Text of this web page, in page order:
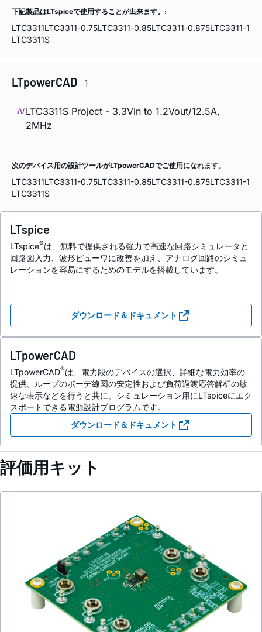
下記製品はLTspiceで使用することが出来ます。:
LTC3311LTC3311-0.75LTC3311-0.85LTC3311-0.875LTC3311-1
LTC3311S
LTpowerCAD 1
LTC3311S Project - 3.3Vin to 1.2Vout/12.5A,
2MHz
次のデバイス用の設計ツールがLTpowerCADでご使用になれます。
LTC3311LTC3311-0.75LTC3311-0.85LTC3311-0.875LTC3311-1
LTC3311S
LTspice
LTspice®は、無料で提供される強力で高速な回路シミュレータと
回路図入力、波形ビューワに改善を加え、アナログ回路のシミュ
レーションを容易にするためのモデルを搭載しています。
ダウンロード＆ドキュメント
LTpowerCAD
LTpowerCAD®は、電力段のデバイスの選択、詳細な電力効率の
提供、ループのボーデ線図の安定性および負荷過渡応答解析の敏
速な表示などを行うと共に、シミュレーション用にLTspiceにエク
スポートできる電源設計プログラムです。
ダウンロード＆ドキュメント
評価用キット